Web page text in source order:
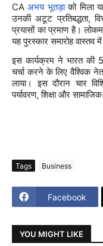
CA अभय भूतड़ा को मिला
उनकी अटूट प्रतिबद्धता,
प्रयासों का प्रमाण है।
यह पुरस्कार समारोह वास्तव में
इस कार्यक्रम ने भारत की
चर्चा करने के लिए वैश्विक
लाया।
इस दौरान चार
पर्यावरण,शिक्षा और सामाजिक
Tags Business
Facebook
YOU MIGHT LIKE